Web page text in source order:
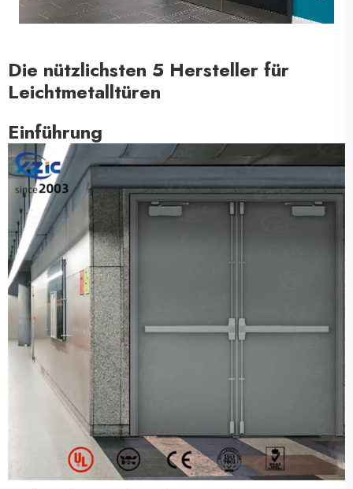
Die nützlichsten 5 Hersteller für
Leichtmetalltüren
Einführung